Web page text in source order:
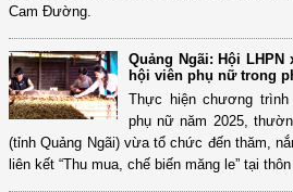
Cam Đường.
Quảng Ngãi: Hội
hội viên phụ nữ trong
Thực hiện chương
phụ nữ năm 2025,
(tỉnh Quảng Ngãi) vừa tổ chức đến thăm,
liên kết “Thu mua, chế biến măng le” tại